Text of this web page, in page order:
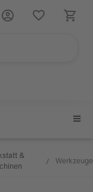
&
/ Werkzeuge